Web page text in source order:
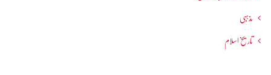
مذہبی
تاریخ اسلام